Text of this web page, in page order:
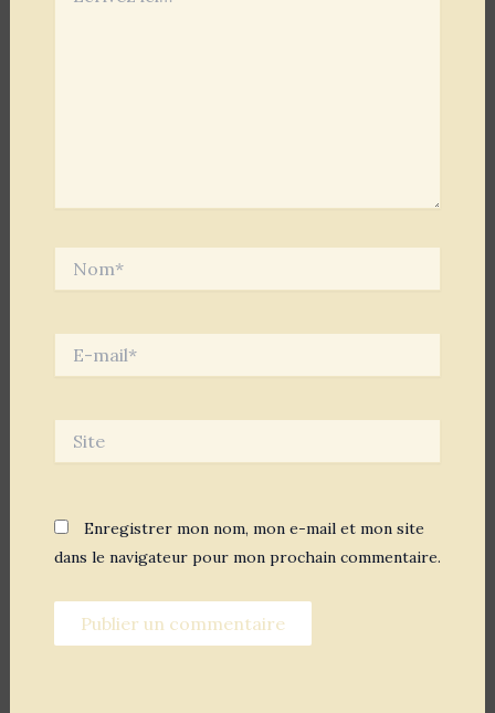
mail*
Enregistrer mon nom, mon e-mail et mon site
dans le navigateur pour mon prochain commentaire.